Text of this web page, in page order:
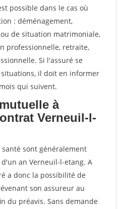
possible dans le cas où
: déménagement,
de situation matrimoniale,
professionnelle, retraite,
Si l'assuré se
il doit en informer
qui suivent.
à
Verneuil-l-
sont généralement
an Verneuil-l-etang. A
a donc la possibilité de
son assureur au
du préavis. Sans demande